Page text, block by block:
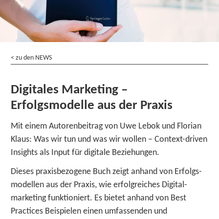
< zu den NEWS
Digitales Marketing –
Erfolgsmodelle aus der Praxis
Mit einem Autoren­bei­trag von Uwe Lebok und Florian
Klaus: Was wir tun und was wir wollen – Context-driven
Insights als Input für digi­tale Beziehungen.
Dieses praxisbe­zo­ge­ne Buch zeigt an­hand von Er­folgs­­
mo­dellen aus der Praxis, wie er­folg­reiches Digital­­
marke­ting funktio­­niert. Es bietet an­hand von Best
Practices Bei­spielen einen um­­fassen­den und